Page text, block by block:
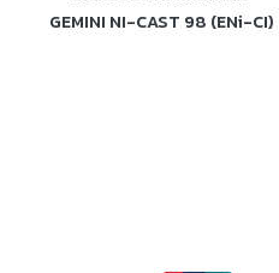
GEMINI NI-CAST 98 (ENi-CI)